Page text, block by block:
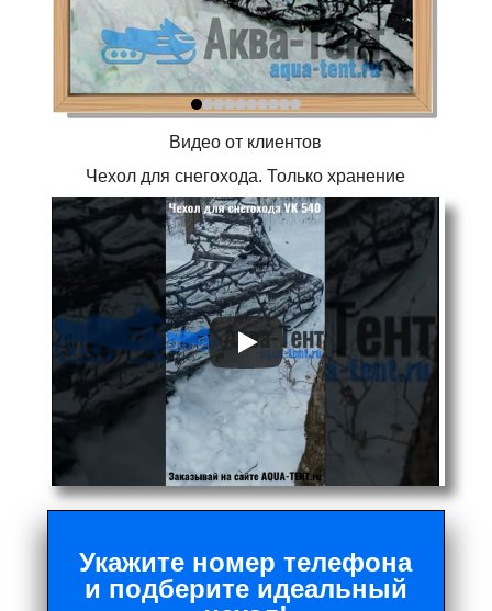
Видео от клиентов
Чехол для снегохода. Только хранение
Укажите номер телефона
и подберите идеальный